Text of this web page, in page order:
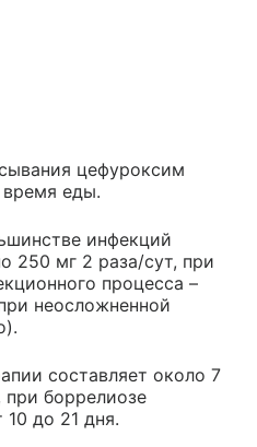
цефуроксим
еды.
инфекций
250 мг 2 раза/сут, при
процесса –
неосложненной
составляет около 7
боррелиозе
10 до 21 дня.